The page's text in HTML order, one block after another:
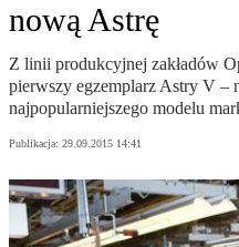
nową Astrę
Z linii produkcyjnej zakładów
pierwszy egzemplarz Astry V –
najpopularniejszego modelu
Publikacja: 29.09.2015 14:41